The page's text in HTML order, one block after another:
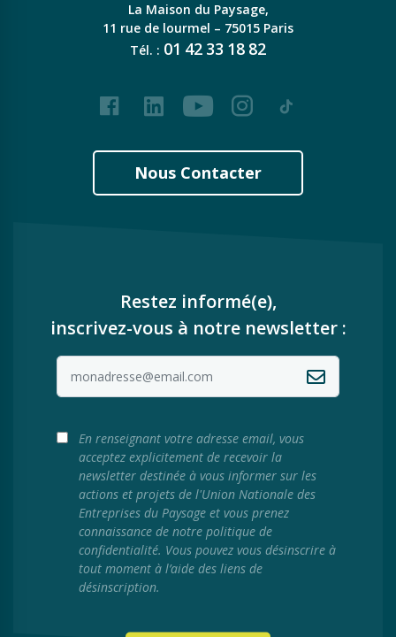
La Maison du Paysage,
11 rue de lourmel – 75015 Paris
Tél. : 01 42 33 18 82
FacebookLinkedInYoutubeInstagram
Tiktok
Nous Contacter
Restez informé(e),
inscrivez-vous à notre newsletter :
En renseignant votre adresse email, vous
acceptez explicitement de recevoir la
newsletter destinée à vous informer sur les
actions et projets de l'Union Nationale des
Entreprises du Paysage et vous prenez
connaissance de notre politique de
confidentialité. Vous pouvez vous désinscrire à
tout moment à l’aide des liens de
désinscription.